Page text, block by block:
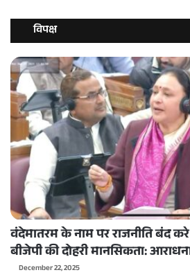
विपक्ष
वंदेमातरम के नाम पर राजनीति बंद
बीजेपी की दोहरी मानसिकता: आराधना
December 22, 2025